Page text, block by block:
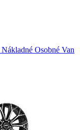
Nákladné Osobné Van